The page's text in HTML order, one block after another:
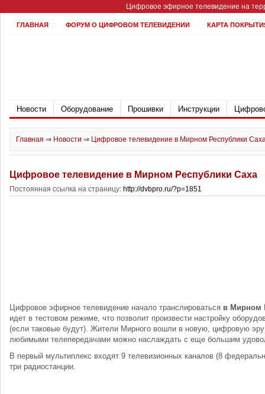
Цифровое эфирное телевидение на
ГЛАВНАЯ ФОРУМ О ЦИФРОВОМ ТЕЛЕВИДЕНИИ КАРТА
Новости Оборудование Прошивки Инструкции
Главная ⇒ Новости ⇒ Цифровое телевидение в Мирном Республики
Цифровое телевидение в Мирном Республики Саха
Постоянная ссылка на страницу: http://dvbpro.ru/?p=1851
Цифровое эфирное телевидение начало транслироваться в Мирном
идет в тестовом режиме, что позволит произвести настройку
(если таковые будут). Жители Мирного вошли в новую, цифровую эру
любимыми телепередачами можно наслаждать с еще большим
В первый мультиплекс входят 9 телевизионных каналов (8
три радиостанции.